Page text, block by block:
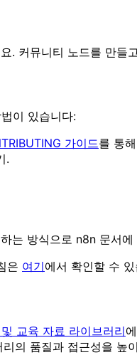
. 커뮤니티 노드를 만들
이 있습니다:
가이드를 통
.
는 방식으로 n8n 문서
은 여기에서 확인할 수
교육 자료 라이브러리
의 품질과 접근성을 높